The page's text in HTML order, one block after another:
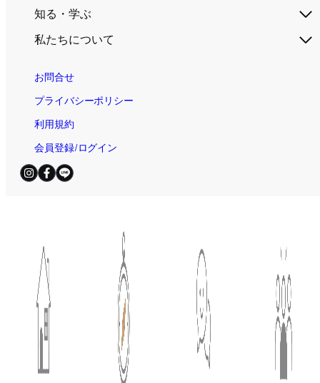
知る・学ぶ
私たちについて
お問合せ
プライバシーポリシー
利用規約
会員登録/ログイン
平日・土日祝 / 9:00～19:00
© 2025 住宅AIコンシェルジュ｜新しい家づくり